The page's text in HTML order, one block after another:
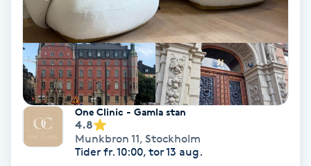
Bröllopsuppsättning
Celluliter
Coachning
One Clinic - Gamla stan
4.8
Munkbron 11, Stockholm
Tider fr. 10:00, tor 13 aug.